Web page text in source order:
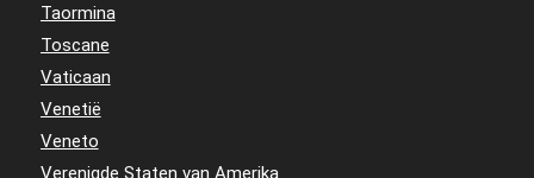
Taormina
Toscane
Vaticaan
Venetië
Veneto
Verenigde Staten van Amerika